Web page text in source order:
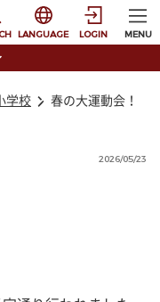
選択すると言語の切
LANGUAGE LOGIN MENU
学校 春の大運動会！
2026/05/23